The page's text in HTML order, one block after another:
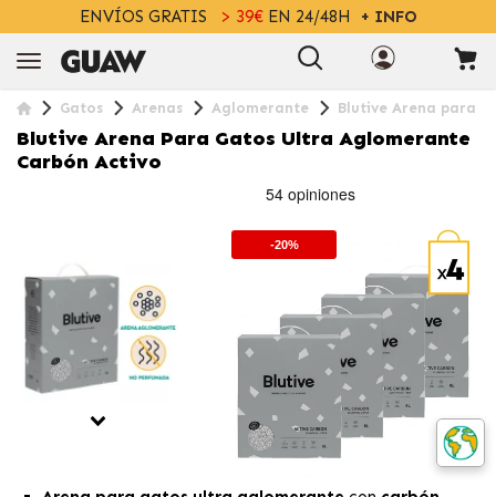
ENVÍOS GRATIS > 39€EN 24/48H + INFO
Gatos Arenas Aglomerante Blutive Arena para
Blutive Arena Para Gatos Ultra Aglomerante
Carbón Activo
-20%